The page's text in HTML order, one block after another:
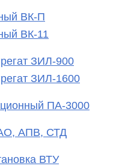
ВК-П
ВК-11
ЗИЛ-900
ЗИЛ-1600
ПА-3000
АО, АПВ, СТД
ВТУ